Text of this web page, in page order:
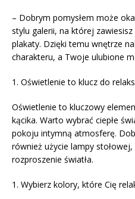
– Dobrym pomysłem może
stylu galerii, na której
plakaty. Dzięki temu wnętrze
charakteru, a Twoje ulubione
1. Oświetlenie to klucz do
Oświetlenie to kluczowy
kącika. Warto wybrać ciepłe
pokoju intymną atmosferę.
również użycie lampy
rozproszenie światła.
1. Wybierz kolory, które Cię